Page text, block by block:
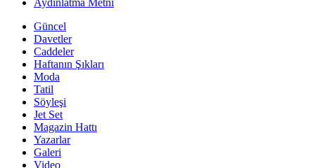
Aydınlatma Metni
Güncel
Davetler
Caddeler
Haftanın Şıkları
Moda
Tatil
Söyleşi
Jet Set
Magazin Hattı
Yazarlar
Galeri
Video